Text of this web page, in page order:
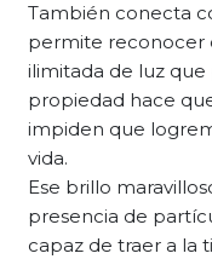
También conecta
permite reconocer
ilimitada de luz
propiedad hace
impiden que
vida.
Ese brillo
presencia de
capaz de traer a la